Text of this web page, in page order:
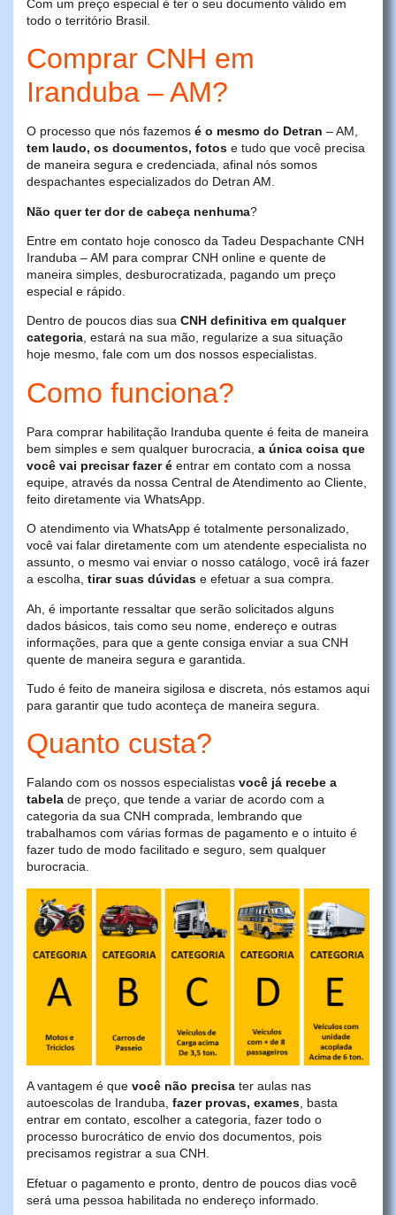
Com um preço especial é ter o seu documento válido em
todo o território Brasil.
Comprar CNH em
Iranduba – AM?
O processo que nós fazemos é o mesmo do Detran – AM,
tem laudo, os documentos, fotos e tudo que você precisa
de maneira segura e credenciada, afinal nós somos
despachantes especializados do Detran AM.
Não quer ter dor de cabeça nenhuma?
Entre em contato hoje conosco da Tadeu Despachante CNH
Iranduba – AM para comprar CNH online e quente de
maneira simples, desburocratizada, pagando um preço
especial e rápido.
Dentro de poucos dias sua CNH definitiva em qualquer
categoria, estará na sua mão, regularize a sua situação
hoje mesmo, fale com um dos nossos especialistas.
Como funciona?
Para comprar habilitação Iranduba quente é feita de maneira
bem simples e sem qualquer burocracia, a única coisa que
você vai precisar fazer é entrar em contato com a nossa
equipe, através da nossa Central de Atendimento ao Cliente,
feito diretamente via WhatsApp.
O atendimento via WhatsApp é totalmente personalizado,
você vai falar diretamente com um atendente especialista no
assunto, o mesmo vai enviar o nosso catálogo, você irá fazer
a escolha, tirar suas dúvidas e efetuar a sua compra.
Ah, é importante ressaltar que serão solicitados alguns
dados básicos, tais como seu nome, endereço e outras
informações, para que a gente consiga enviar a sua CNH
quente de maneira segura e garantida.
Tudo é feito de maneira sigilosa e discreta, nós estamos aqui
para garantir que tudo aconteça de maneira segura.
Quanto custa?
Falando com os nossos especialistas você já recebe a
tabela de preço, que tende a variar de acordo com a
categoria da sua CNH comprada, lembrando que
trabalhamos com várias formas de pagamento e o intuito é
fazer tudo de modo facilitado e seguro, sem qualquer
burocracia.
A vantagem é que você não precisa ter aulas nas
autoescolas de Iranduba, fazer provas, exames, basta
entrar em contato, escolher a categoria, fazer todo o
processo burocrático de envio dos documentos, pois
precisamos registrar a sua CNH.
Efetuar o pagamento e pronto, dentro de poucos dias você
será uma pessoa habilitada no endereço informado.